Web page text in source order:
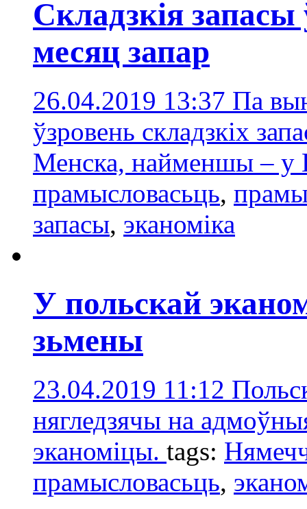
Складзкія запасы
месяц запар
26.04.2019 13:37 Па
ўзровень складзкіх
Менска, найменшы – у
прамысловасьць,
запасы, эканоміка
У польскай
зьмены
23.04.2019 11:12
нягледзячы на
эканоміцы. tags:
прамысловасьць,